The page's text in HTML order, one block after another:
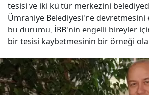
tesisi ve iki kültür merkezini
Ümraniye Belediyesi'ne devretmesini
bu durumu, İBB'nin engelli bireyler
bir tesisi kaybetmesinin bir örneği